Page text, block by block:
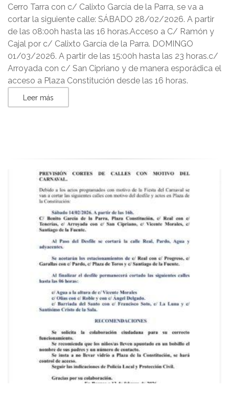
Cerro Tarra con c/ Calixto García de la Parra, se va a
cortar la siguiente calle: SÁBADO 28/02/2026. A partir
de las 08:00h hasta las 16 horas.Acceso a C/ Ramón y
Cajal por c/ Calixto García de la Parra. DOMINGO
01/03/2026. A partir de las 15:00h hasta las 23 horas.c/
Arroyada con c/ San Cipriano y de manera esporádica el
acceso a Plaza Constitución desde las 16 horas.
Leer más